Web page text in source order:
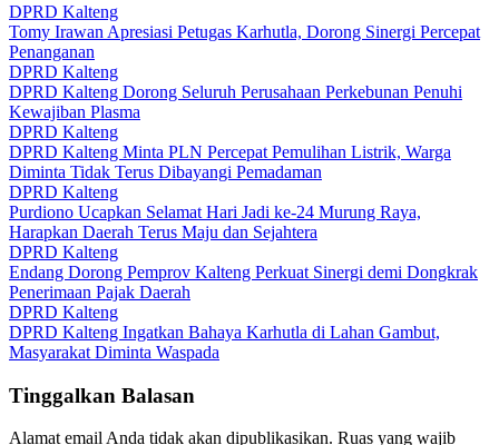
DPRD Kalteng
Tomy Irawan Apresiasi Petugas Karhutla, Dorong Sinergi Percepat
Penanganan
DPRD Kalteng
DPRD Kalteng Dorong Seluruh Perusahaan Perkebunan Penuhi
Kewajiban Plasma
DPRD Kalteng
DPRD Kalteng Minta PLN Percepat Pemulihan Listrik, Warga
Diminta Tidak Terus Dibayangi Pemadaman
DPRD Kalteng
Purdiono Ucapkan Selamat Hari Jadi ke-24 Murung Raya,
Harapkan Daerah Terus Maju dan Sejahtera
DPRD Kalteng
Endang Dorong Pemprov Kalteng Perkuat Sinergi demi Dongkrak
Penerimaan Pajak Daerah
DPRD Kalteng
DPRD Kalteng Ingatkan Bahaya Karhutla di Lahan Gambut,
Masyarakat Diminta Waspada
Tinggalkan Balasan
Alamat email Anda tidak akan dipublikasikan. Ruas yang wajib